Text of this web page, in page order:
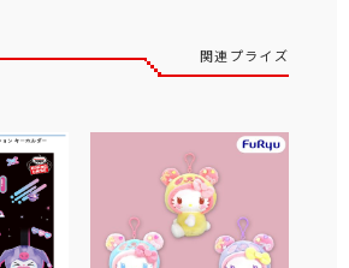
関連プライズ